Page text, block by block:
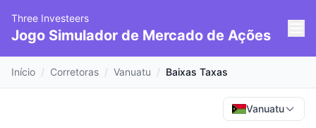
Three Investeers
Jogo Simulador de Mercado de Ações
Início / Corretoras / Vanuatu / Baixas Taxas
Vanuatu